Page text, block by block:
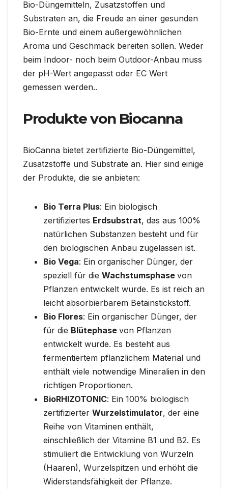
Bio-Düngemitteln, Zusatzstoffen und
Substraten an, die Freude an einer gesunden
Bio-Ernte und einem außergewöhnlichen
Aroma und Geschmack bereiten sollen. Weder
beim Indoor- noch beim Outdoor-Anbau muss
der pH-Wert angepasst oder EC Wert
gemessen werden..
Produkte von Biocanna
BioCanna bietet zertifizierte Bio-Düngemittel,
Zusatzstoffe und Substrate an. Hier sind einige
der Produkte, die sie anbieten:
Bio Terra Plus: Ein biologisch
zertifiziertes Erdsubstrat, das aus 100%
natürlichen Substanzen besteht und für
den biologischen Anbau zugelassen ist.
Bio Vega: Ein organischer Dünger, der
speziell für die Wachstumsphase von
Pflanzen entwickelt wurde. Es ist reich an
leicht absorbierbarem Betainstickstoff.
Bio Flores: Ein organischer Dünger, der
für die Blütephase von Pflanzen
entwickelt wurde. Es besteht aus
fermentiertem pflanzlichem Material und
enthält viele notwendige Mineralien in den
richtigen Proportionen.
BioRHIZOTONIC: Ein 100% biologisch
zertifizierter Wurzelstimulator, der eine
Reihe von Vitaminen enthält,
einschließlich der Vitamine B1 und B2. Es
stimuliert die Entwicklung von Wurzeln
(Haaren), Wurzelspitzen und erhöht die
Widerstandsfähigkeit der Pflanze.